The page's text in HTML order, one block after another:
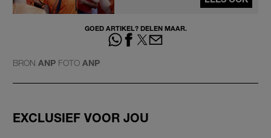
GOED ARTIKEL? DELEN MAAR.
BRON ANP FOTO ANP
EXCLUSIEF VOOR JOU